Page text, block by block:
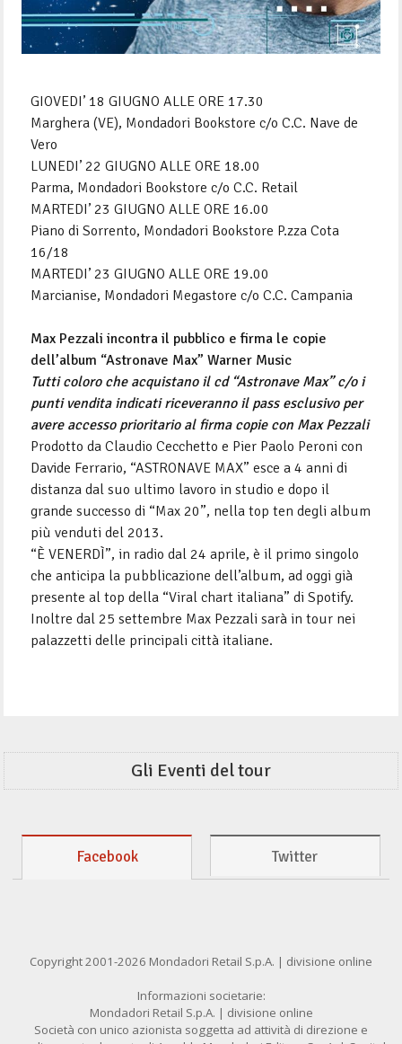
GIOVEDI’ 18 GIUGNO ALLE ORE 17.30
Marghera (VE), Mondadori Bookstore c/o C.C. Nave de
Vero
LUNEDI’ 22 GIUGNO ALLE ORE 18.00
Parma, Mondadori Bookstore c/o C.C. Retail
MARTEDI’ 23 GIUGNO ALLE ORE 16.00
Piano di Sorrento, Mondadori Bookstore P.zza Cota
16/18
MARTEDI’ 23 GIUGNO ALLE ORE 19.00
Marcianise, Mondadori Megastore c/o C.C. Campania
Max Pezzali incontra il pubblico e firma le copie
dell’album “Astronave Max” Warner Music
Tutti coloro che acquistano il cd “Astronave Max” c/o i
punti vendita indicati riceveranno il pass esclusivo per
avere accesso prioritario al firma copie con Max Pezzali
Prodotto da Claudio Cecchetto e Pier Paolo Peroni con
Davide Ferrario, “ASTRONAVE MAX” esce a 4 anni di
distanza dal suo ultimo lavoro in studio e dopo il
grande successo di “Max 20”, nella top ten degli album
più venduti del 2013.
“È VENERDÌ”, in radio dal 24 aprile, è il primo singolo
che anticipa la pubblicazione dell’album, ad oggi già
presente al top della “Viral chart italiana” di Spotify.
Inoltre dal 25 settembre Max Pezzali sarà in tour nei
palazzetti delle principali città italiane.
Gli Eventi del tour
Facebook Twitter
Copyright 2001-2026 Mondadori Retail S.p.A. | divisione online
Informazioni societarie:
Mondadori Retail S.p.A. | divisione online
Società con unico azionista soggetta ad attività di direzione e